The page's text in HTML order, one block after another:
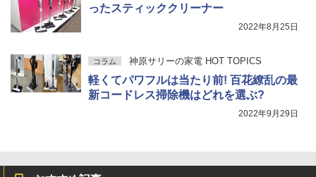
ったスティッククリーナー
2022年8月25日
コラム 神原サリーの家電 HOT TOPICS
軽くてパワフルは当たり前! 百花繚乱の最
新コードレス掃除機はどれを選ぶ?
2022年9月29日